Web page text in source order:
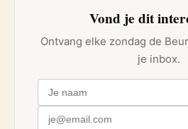
Vond je dit
Ontvang elke zondag de
je inbox.